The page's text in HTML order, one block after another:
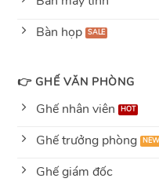
Bàn họp
👉 GHẾ VĂN PHÒNG
Ghế nhân viên
Ghế trưởng phòng
Ghế giám đốc